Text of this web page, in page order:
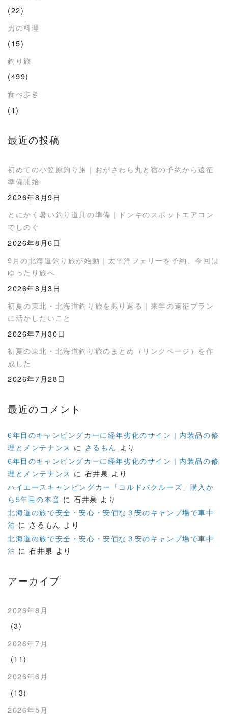
(22)
男の料理
(15)
釣り旅
(499)
食べ歩き
(1)
最近の投稿
初めての小笠原釣り旅｜おがさわら丸と宿の予約から遠征
準備開始
2026年8月9日
とにかく暑い釣り道具の準備｜ドンキのスポットエアコン
でしのぐ
2026年8月6日
9月の北海道釣り旅が始動｜太平洋フェリーを予約、今回は
ゆったり旅へ
2026年8月3日
初夏の東北・北海道釣り旅を振り返る｜来年の遠征プラン
に活かしたいこと
2026年7月30日
初夏の東北・北海道釣り旅のまとめ（リンクページ）を作
成した
2026年7月28日
最近のコメント
6年目のキャンピングカーに経年劣化のサイン｜内装品の修
理とメンテナンス に さるもん より
6年目のキャンピングカーに経年劣化のサイン｜内装品の修
理とメンテナンス に 石井泉 より
ハイエースキャンピングカー「コルドバクルーズ」購入か
ら5年目の本音 に石井泉 より
北海道の旅で安全・安心・安価な３安のキャンプ場で車中
泊 に さるもん より
北海道の旅で安全・安心・安価な３安のキャンプ場で車中
泊 に石井泉 より
アーカイブ
2026年8月
(3)
2026年7月
(11)
2026年6月
(13)
2026年5月